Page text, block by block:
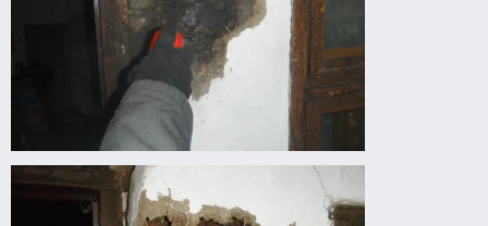
Vaddarazsak
épületbe
fészkeltek